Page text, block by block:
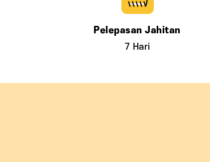
7 Hari